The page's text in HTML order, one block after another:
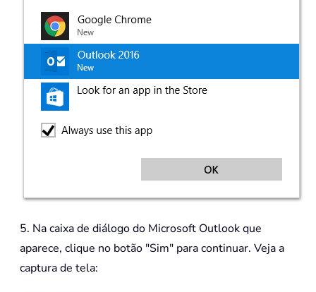
5. Na caixa de diálogo do Microsoft Outlook que
aparece, clique no botão "Sim" para continuar. Veja a
captura de tela: